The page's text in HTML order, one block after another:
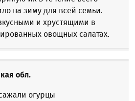
на зиму для всей семьи.
и хрустящими в
овощных салатах.
обл.
огурцы